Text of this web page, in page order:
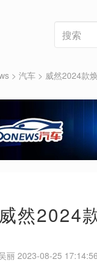
> 汽车 > 威然2024款
威然2024
丽 2023-08-25 17:14:56